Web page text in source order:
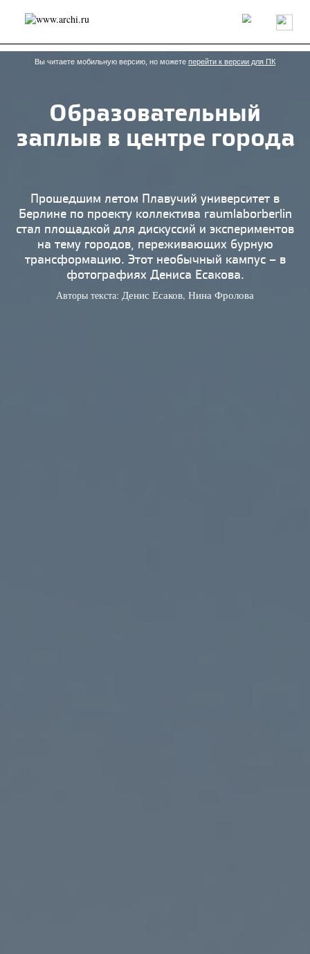
Россия Мир Технологии Интерьер Пресса
Архитекторы
Проекты
Конкурсы События Книги Вакансии
send.project Анонсы конкурсов
Блог
Интервью
Обзор
Объект
Результаты конкурса
Книги
Наследие Образование
Урбанистика
Эко
Вы читаете мобильную версию, но можете перейти к версии для ПК
Образовательный
заплыв в центре города
Прошедшим летом Плавучий университет в
Берлине по проекту коллектива raumlaborberlin
стал площадкой для дискуссий и экспериментов
на тему городов, переживающих бурную
трансформацию. Этот необычный кампус – в
фотографиях Дениса Есакова.
Авторы текста: Денис Есаков, Нина Фролова